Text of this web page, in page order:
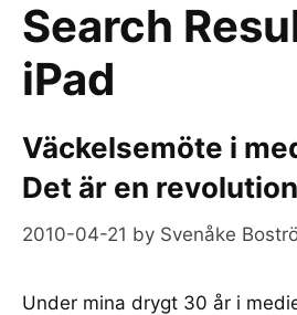
Search
iPad
Väckelsemöte i
Det är en
2010-04-21 by Svenåke
Under mina drygt 30 år i